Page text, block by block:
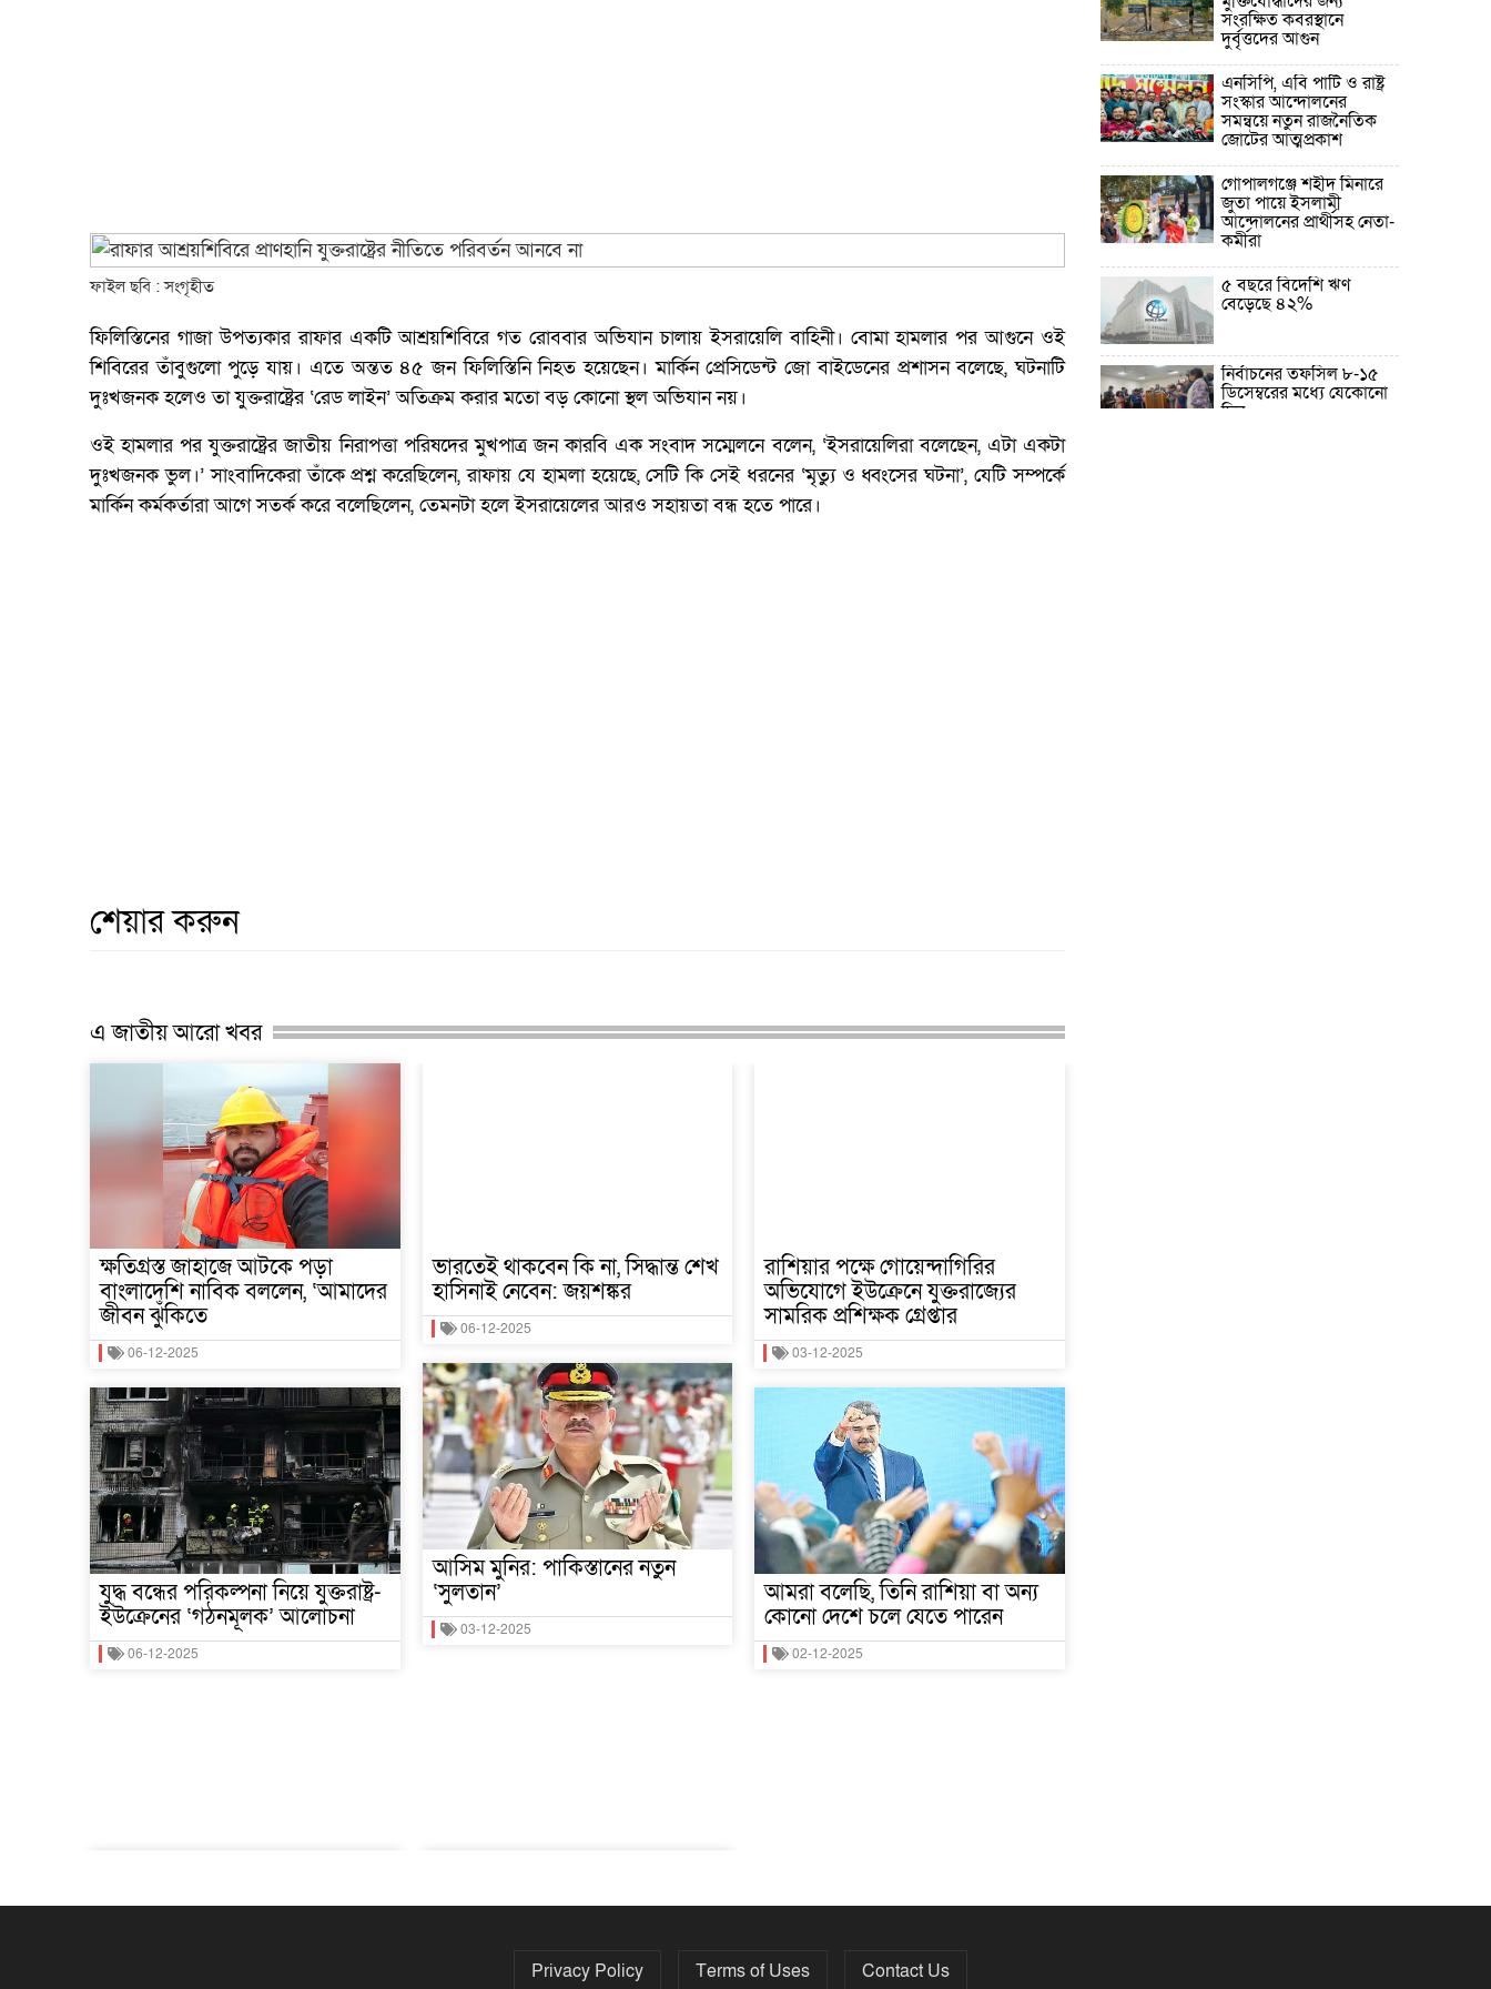
ফাইল ছবি : সংগৃহীত
ফিলিস্তিনের গাজা উপত্যকার রাফার একটি আশ্রয়শিবিরে গত রোববার অভিযান চালায় ইসরায়েলি বাহিনী। বোমা হামলার পর আগুনে ওই
শিবিরের তাঁবুগুলো পুড়ে যায়। এতে অন্তত ৪৫ জন ফিলিস্তিনি নিহত হয়েছেন। মার্কিন প্রেসিডেন্ট জো বাইডেনের প্রশাসন বলেছে, ঘটনাটি
দুঃখজনক হলেও তা যুক্তরাষ্ট্রের ‘রেড লাইন’ অতিক্রম করার মতো বড় কোনো স্থল অভিযান নয়।
ওই হামলার পর যুক্তরাষ্ট্রের জাতীয় নিরাপত্তা পরিষদের মুখপাত্র জন কারবি এক সংবাদ সম্মেলনে বলেন, ‘ইসরায়েলিরা বলেছেন, এটা একটা
দুঃখজনক ভুল।’ সাংবাদিকেরা তাঁকে প্রশ্ন করেছিলেন, রাফায় যে হামলা হয়েছে, সেটি কি সেই ধরনের ‘মৃত্যু ও ধ্বংসের ঘটনা’, যেটি সম্পর্কে
মার্কিন কর্মকর্তারা আগে সতর্ক করে বলেছিলেন, তেমনটা হলে ইসরায়েলের আরও সহায়তা বন্ধ হতে পারে।
শেয়ার করুন
এ জাতীয় আরো খবর
ক্ষতিগ্রস্ত জাহাজে আটকে পড়া
বাংলাদেশি নাবিক বললেন, ‘আমাদের
জীবন ঝুঁকিতে
06-12-2025
যুদ্ধ বন্ধের পরিকল্পনা নিয়ে যুক্তরাষ্ট্র-
ইউক্রেনের ‘গঠনমূলক’ আলোচনা
06-12-2025
ভারতেই থাকবেন কি না, সিদ্ধান্ত শেখ
হাসিনাই নেবেন: জয়শঙ্কর
06-12-2025
আসিম মুনির: পাকিস্তানের নতুন
‘সুলতান’
03-12-2025
রাশিয়ার পক্ষে গোয়েন্দাগিরির
অভিযোগে ইউক্রেনে যুক্তরাজ্যের
সামরিক প্রশিক্ষক গ্রেপ্তার
03-12-2025
আমরা বলেছি, তিনি রাশিয়া বা অন্য
কোনো দেশে চলে যেতে পারেন
02-12-2025
সংরক্ষিত কবরস্থানে
দুর্বৃত্তদের আগুন
এনসিপি, এবি পার্টি ও রাষ্ট্র
সংস্কার আন্দোলনের
সমন্বয়ে নতুন রাজনৈতিক
জোটের আত্মপ্রকাশ
গোপালগঞ্জে শহীদ মিনারে
জুতা পায়ে ইসলামী
আন্দোলনের প্রার্থীসহ নেতা-
কর্মীরা
৫ বছরে বিদেশি ঋণ
বেড়েছে ৪২%
নির্বাচনের তফসিল ৮-১৫
ডিসেম্বরের মধ্যে যেকোনো
দিন
Privacy Policy Terms of Uses Contact Us